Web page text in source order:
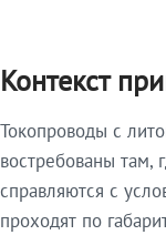
Контекст
Токопроводы с
востребованы там,
справляются с
проходят по